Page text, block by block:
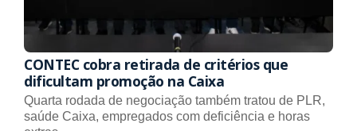
CONTEC cobra retirada de critérios que
dificultam promoção na Caixa
Quarta rodada de negociação também tratou de PLR,
saúde Caixa, empregados com deficiência e horas